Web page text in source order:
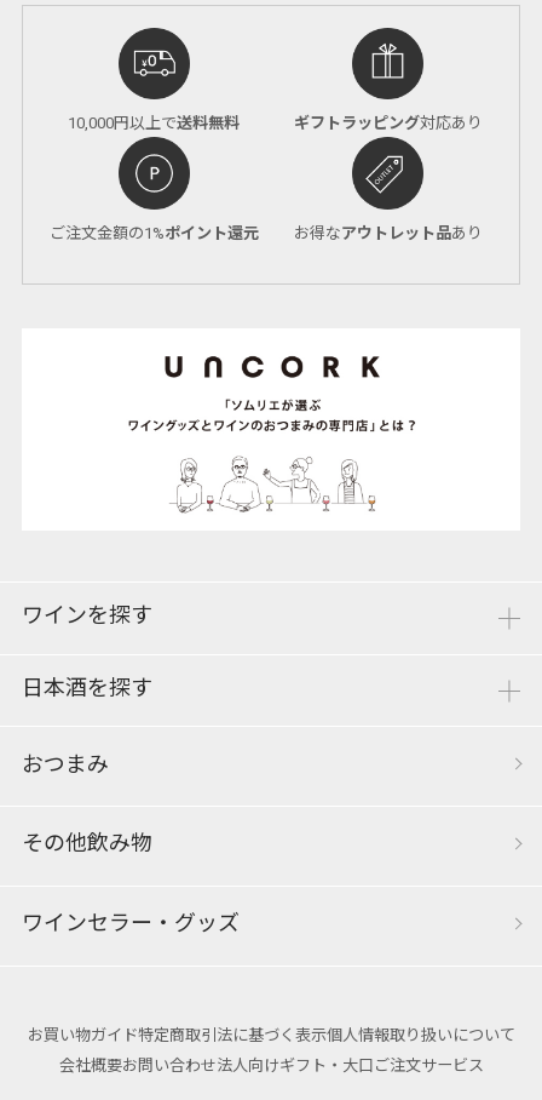
10,000円以上で送料無料 ギフトラッピング対応あり
ご注文金額の1%ポイント還元 お得なアウトレット品あり
ワインを探す
日本酒を探す
おつまみ
その他飲み物
ワインセラー・グッズ
お買い物ガイド特定商取引法に基づく表示個人情報取り扱いについて
会社概要お問い合わせ法人向けギフト・大口ご注文サービス